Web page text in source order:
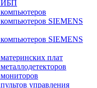
ИБП
SIEMENS
SIEMENS
плат
управления